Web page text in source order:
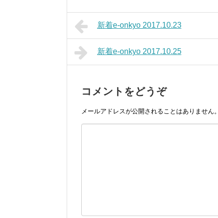
新着e-onkyo 2017.10.23
新着e-onkyo 2017.10.25
コメントをどうぞ
メールアドレスが公開されることはありません